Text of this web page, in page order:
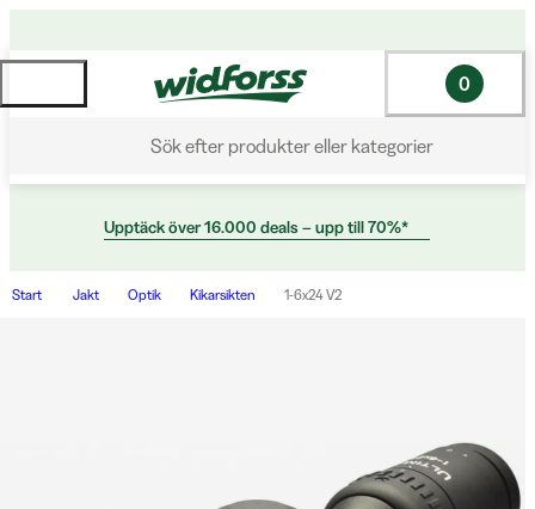
Sök efter produkter eller kategorier
0
Upptäck över 16.000 deals – upp till 70%*
Start Jakt Optik Kikarsikten 1-6x24 V2